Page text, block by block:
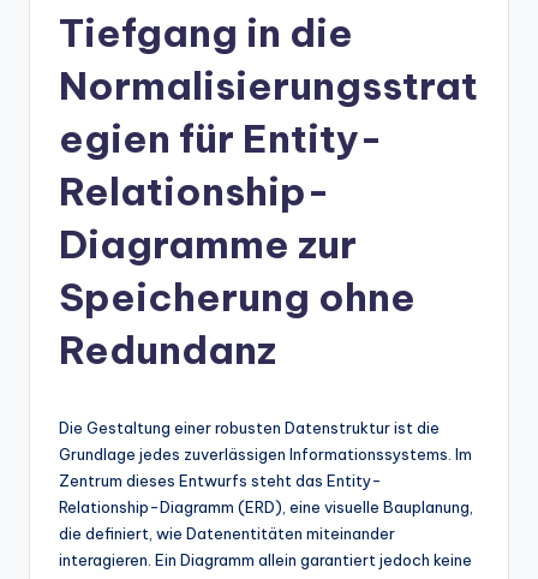
In
Tiefgang in die
Normalisierungsstrat
egien für Entity-
Relationship-
Diagramme zur
Speicherung ohne
Redundanz
Die Gestaltung einer robusten Datenstruktur ist die
Grundlage jedes zuverlässigen Informationssystems. Im
Zentrum dieses Entwurfs steht das Entity-
Relationship-Diagramm (ERD), eine visuelle Bauplanung,
die definiert, wie Datenentitäten miteinander
interagieren. Ein Diagramm allein garantiert jedoch keine